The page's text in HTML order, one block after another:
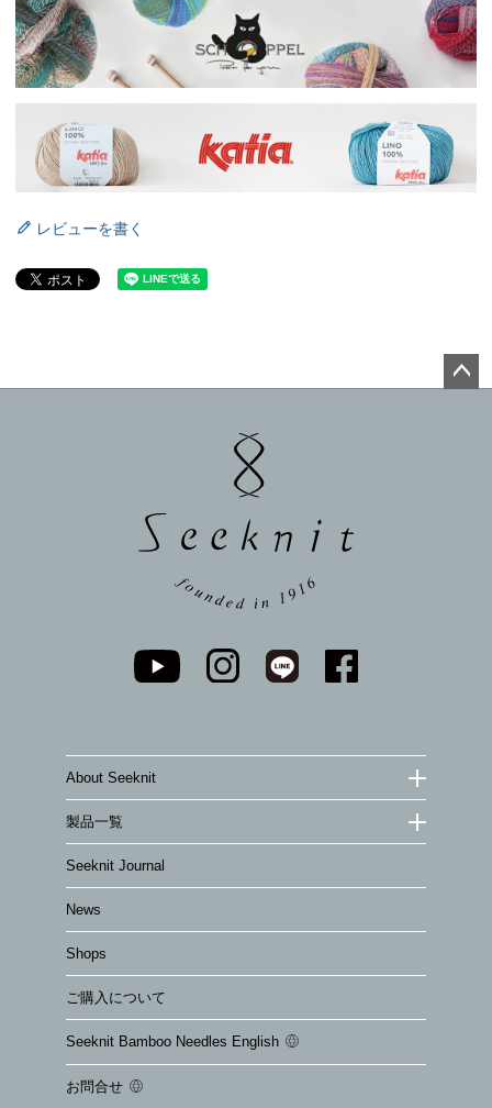
レビューを書く
About Seeknit
製品一覧
Seeknit Journal
News
Shops
ご購入について
Seeknit Bamboo Needles English
お問合せ